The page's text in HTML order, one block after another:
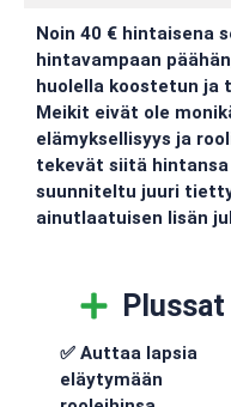
Noin 40 € hintaisena
hintavampaan
huolella koostetun ja
Meikit eivät ole
elämyksellisyys ja
tekevät siitä
suunniteltu juuri
ainutlaatuisen lisän
Plussat
✅ Auttaa lapsia
eläytymään